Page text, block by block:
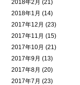
2018年2月 (21)
2018年1月 (14)
2017年12月 (23)
2017年11月 (15)
2017年10月 (21)
2017年9月 (13)
2017年8月 (20)
2017年7月 (23)